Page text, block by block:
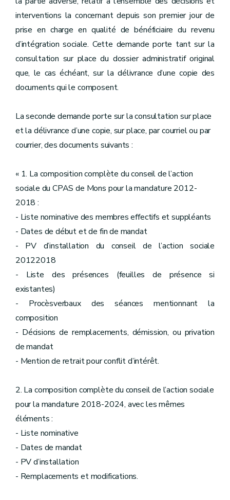
interventions la concernant depuis son premier jour de
prise en charge en qualité de bénéficiaire du revenu
d’intégration sociale. Cette demande porte tant sur la
consultation sur place du dossier administratif original
que, le cas échéant, sur la délivrance d’une copie des
documents qui le composent.
La seconde demande porte sur la consultation sur place
et la délivrance d’une copie, sur place, par courriel ou par
courrier, des documents suivants :
« 1. La composition complète du conseil de l’action
sociale du CPAS de Mons pour la mandature 2012-
2018 :
- Liste nominative des membres effectifs et suppléants
- Dates de début et de fin de mandat
- PV d’installation du conseil de l’action sociale
20122018
- Liste des présences (feuilles de présence si
existantes)
- Procèsverbaux des séances mentionnant la
composition
- Décisions de remplacements, démission, ou privation
de mandat
- Mention de retrait pour conflit d’intérêt.
2. La composition complète du conseil de l’action sociale
pour la mandature 2018-2024, avec les mêmes
éléments :
- Liste nominative
- Dates de mandat
- PV d’installation
- Remplacements et modifications.